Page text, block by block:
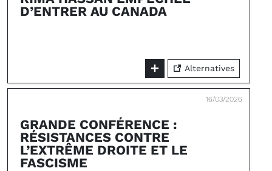
D’ENTRER AU CANADA
Alternatives
16/03/2026
GRANDE CONFÉRENCE :
RÉSISTANCES CONTRE
L’EXTRÊME DROITE ET LE
FASCISME